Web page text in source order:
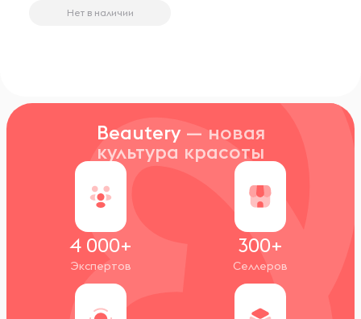
Нет в наличии
Beautery — новая
культура красоты
4 000+
Экспертов
300+
Селлеров